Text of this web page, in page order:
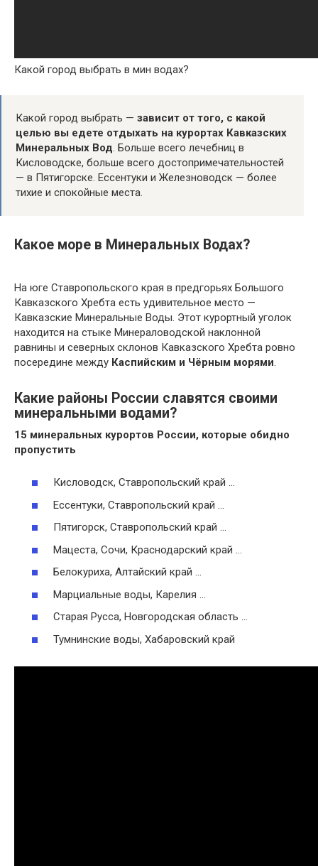
Какой город выбрать в мин водах?
Какой город выбрать — зависит от того, с какой
целью вы едете отдыхать на курортах Кавказских
Минеральных Вод. Больше всего лечебниц в
Кисловодске, больше всего достопримечательностей
— в Пятигорске. Ессентуки и Железноводск — более
тихие и спокойные места.
Какое море в Минеральных Водах?
На юге Ставропольского края в предгорьях Большого
Кавказского Хребта есть удивительное место —
Кавказские Минеральные Воды. Этот курортный уголок
находится на стыке Минераловодской наклонной
равнины и северных склонов Кавказского Хребта ровно
посередине между Каспийским и Чёрным морями
Какие районы России славятся своими
минеральными водами?
15 минеральных курортов России, которые обидно
пропустить
Кисловодск, Ставропольский край …
Ессентуки, Ставропольский край …
Пятигорск, Ставропольский край …
Мацеста, Сочи, Краснодарский край …
Белокуриха, Алтайский край …
Марциальные воды, Карелия …
Старая Русса, Новгородская область …
Тумнинские воды, Хабаровский край